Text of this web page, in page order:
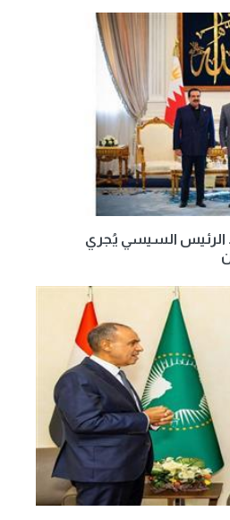
الرئيس السيسي يُجري